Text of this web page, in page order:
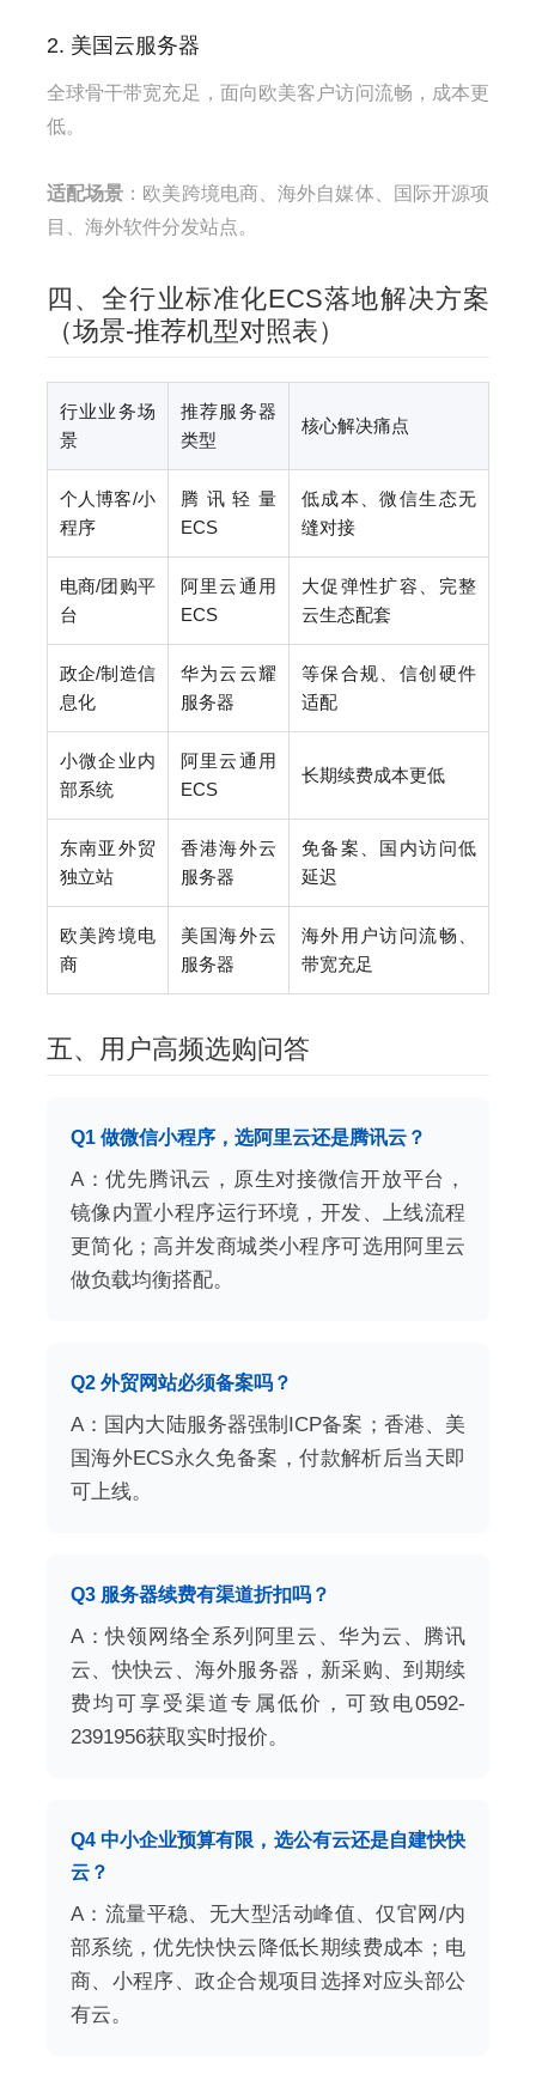
2. 美国云服务器
全球骨干带宽充足，面向欧美客户访问流畅，成本更
低。
适配场景 ：欧美跨境电商、海外自媒体、国际开源项
目、海外软件分发站点。
四、全行业标准化ECS落地解决方案
（场景-推荐机型对照表）
行业业务场
景
推荐服务器
类型
核心解决痛点
个人博客/小
程序
腾讯轻量
ECS
低成本、微信生态无
缝对接
电商/团购平
台
阿里云通用
ECS
大促弹性扩容、完整
云生态配套
政企/制造信
息化
华为云云耀
服务器
等保合规、信创硬件
适配
小微企业内
部系统
阿里云通用
ECS
长期续费成本更低
东南亚外贸
独立站
香港海外云
服务器
免备案、国内访问低
延迟
欧美跨境电
商
美国海外云
服务器
海外用户访问流畅、
带宽充足
五、用户高频选购问答
Q1 做微信小程序，选阿里云还是腾讯云？
A：优先腾讯云，原生对接微信开放平台，
镜像内置小程序运行环境，开发、上线流程
更简化；高并发商城类小程序可选用阿里云
做负载均衡搭配。
Q2 外贸网站必须备案吗？
A：国内大陆服务器强制ICP备案；香港、美
国海外ECS永久免备案，付款解析后当天即
可上线。
Q3 服务器续费有渠道折扣吗？
A：快领网络全系列阿里云、华为云、腾讯
云、快快云、海外服务器，新采购、到期续
费均可享受渠道专属低价，可致电0592-
2391956获取实时报价。
Q4 中小企业预算有限，选公有云还是自建快快
云？
A：流量平稳、无大型活动峰值、仅官网/内
部系统，优先快快云降低长期续费成本；电
商、小程序、政企合规项目选择对应头部公
有云。